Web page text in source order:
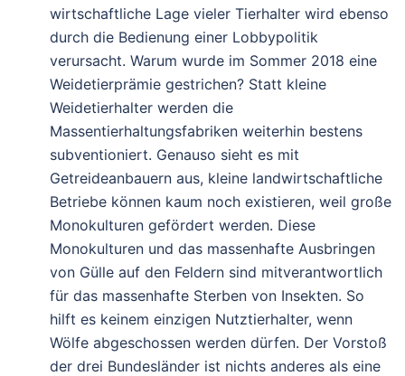
wirtschaftliche Lage vieler Tierhalter wird ebenso
durch die Bedienung einer Lobbypolitik
verursacht. Warum wurde im Sommer 2018 eine
Weidetierprämie gestrichen? Statt kleine
Weidetierhalter werden die
Massentierhaltungsfabriken weiterhin bestens
subventioniert. Genauso sieht es mit
Getreideanbauern aus, kleine landwirtschaftliche
Betriebe können kaum noch existieren, weil große
Monokulturen gefördert werden. Diese
Monokulturen und das massenhafte Ausbringen
von Gülle auf den Feldern sind mitverantwortlich
für das massenhafte Sterben von Insekten. So
hilft es keinem einzigen Nutztierhalter, wenn
Wölfe abgeschossen werden dürfen. Der Vorstoß
der drei Bundesländer ist nichts anderes als eine